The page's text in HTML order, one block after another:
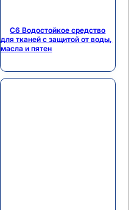
C6 Водостойкое средство
для тканей с защитой от воды,
масла и пятен